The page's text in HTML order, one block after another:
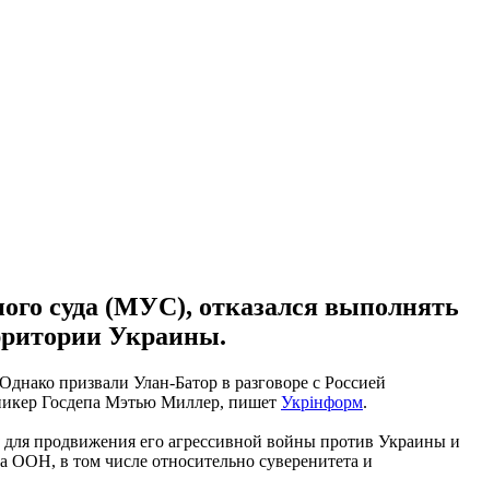
суда (МУС), отказался выполнять
Украины.
призвали Улан-Батор в разговоре с Россией
Госдепа Мэтью Миллер, пишет Укрінформ.
продвижения его агрессивной войны против Украины и
в том числе относительно суверенитета и